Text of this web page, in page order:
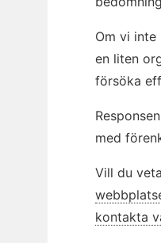
Om vi
en liten
försöka
med
Vill du
kontakta